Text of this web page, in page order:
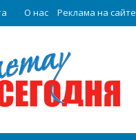
О нас Реклама на сайте